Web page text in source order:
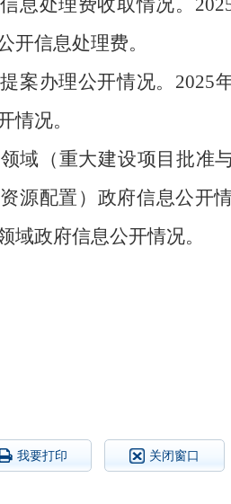
息处理费收取情况。
开信息处理费。
案办理公开情况。 2025
情况。
领域（重大建设项目批准
源配置）政府信息公开
域政府信息公开情况。
我要打印 关闭窗口